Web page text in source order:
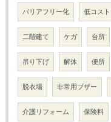
バリアフリー化 低コスト
二階建て ケガ 台所
吊り下げ 解体 便所
脱衣場 非常用ブザー
介護リフォーム 保険料